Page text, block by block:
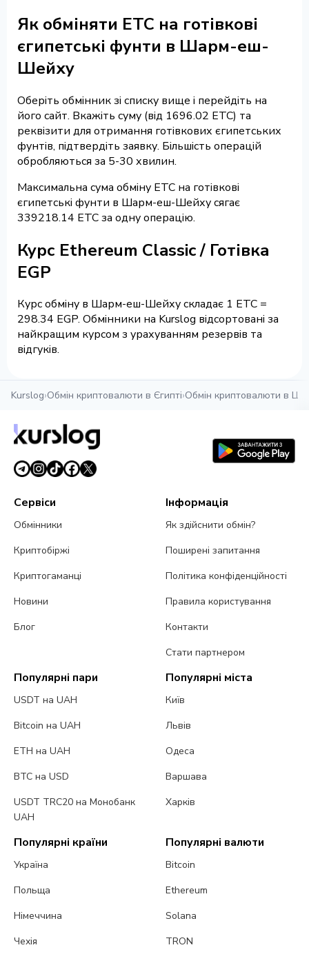
Як обміняти ETC на готівкові
єгипетські фунти в Шарм-еш-
Шейху
Оберіть обмінник зі списку вище і перейдіть на
його сайт. Вкажіть суму (від 1696.02 ETC) та
реквізити для отримання готівкових єгипетських
фунтів, підтвердіть заявку. Більшість операцій
обробляються за 5-30 хвилин.
Максимальна сума обміну ETC на готівкові
єгипетські фунти в Шарм-еш-Шейху сягає
339218.14 ETC за одну операцію.
Курс Ethereum Classic / Готівка
EGP
Курс обміну в Шарм-еш-Шейху складає 1 ETC =
298.34 EGP. Обмінники на Kurslog відсортовані за
найкращим курсом з урахуванням резервів та
відгуків.
Kurslog›Обмін криптовалюти в Єгипті›Обмін криптовалюти в
Сервіси
Обмінники
Криптобіржі
Криптогаманці
Новини
Блог
Інформація
Як здійснити обмін?
Поширені запитання
Політика конфіденційності
Правила користування
Контакти
Стати партнером
Популярні пари
USDT на UAH
Bitcoin на UAH
ETH на UAH
BTC на USD
USDT TRC20 на Монобанк
UAH
Популярні міста
Київ
Львів
Одеса
Варшава
Харків
Популярні країни
Україна
Польща
Німеччина
Чехія
Популярні валюти
Bitcoin
Ethereum
Solana
TRON